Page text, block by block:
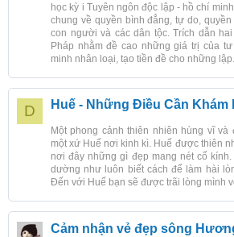
học kỳ i Tuyên ngôn độc lập - hồ chí
chung về quyền bình đẳng, tự do,
con người và các dân tộc. Trích dẫn
Pháp nhằm đề cao những giá trị của
minh nhân loại, tạo tiền đề cho những lập...
D Huế - Những Điều Cần Khám
Một phong cảnh thiên nhiên hùng vĩ và
một xứ Huế nơi kinh kì. Huế được thiên
nơi đây những gì đẹp mang nét cổ
dường như luôn biết cách để làm hài
Đến với Huế bạn sẽ được trãi lòng mình
Cảm nhận vẻ đẹp sông